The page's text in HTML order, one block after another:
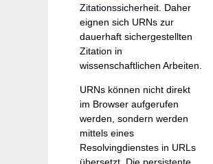
Zitationssicherheit. Daher
eignen sich URNs zur
dauerhaft sichergestellten
Zitation in
wissenschaftlichen Arbeiten.
URNs können nicht direkt
im Browser aufgerufen
werden, sondern werden
mittels eines
Resolvingdienstes in URLs